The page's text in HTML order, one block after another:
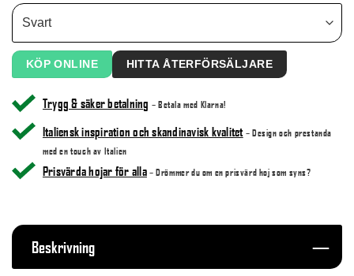
KÖP ONLINE HITTA ÅTERFÖRSÄLJARE
Trygg & säker betalning – Betala med Klarna!
Italiensk inspiration och skandinavisk kvalitet – Design och prestanda
med en touch av Italien
Prisvärda hojar för alla – Drömmer du om en prisvärd hoj som syns?
Beskrivning